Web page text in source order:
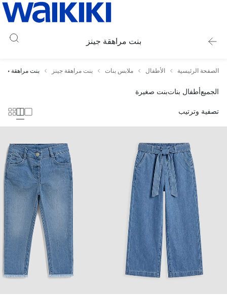
بنت مراهقة جينز
الصفحة الرئيسية الأطفال ملابس بنات بنت مراهقة جينز بنت مراهقة
الجميعأطفال بناتبنت صغيرة
تصفية وترتيب